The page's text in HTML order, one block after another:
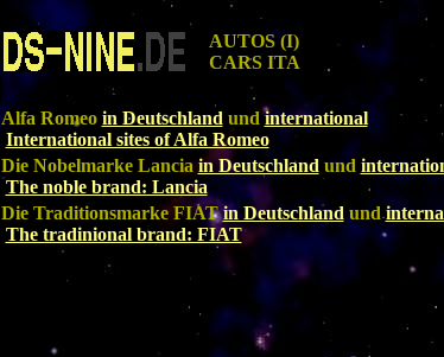
AUTOS (I)
CARS ITA
Alfa Romeo in Deutschland undinternational
International sites of Alfa Romeo
Die Nobelmarke Lancia in Deutschland und
The noble brand: Lancia
Die Traditionsmarke FIATin Deutschlandund
The tradinional brand: FIAT